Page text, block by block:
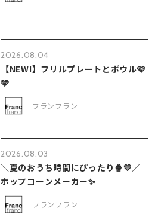
2026.08.04
【NEW!】フリルプレートとボウル🩷
🩵
フランフラン
2026.08.03
＼夏のおうち時間にぴったり🍿💛／
ポップコーンメーカー✨
フランフラン